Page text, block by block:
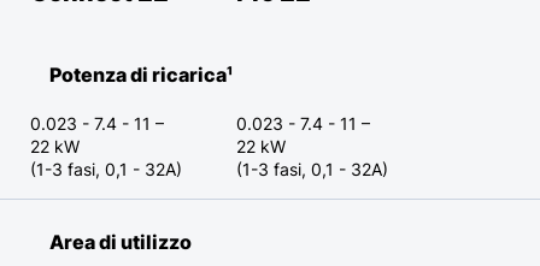
Potenza di ricarica¹
0.023 - 7.4 - 11 –
22 kW
(1-3 fasi, 0,1 - 32A)
0.023 - 7.4 - 11 –
22 kW
(1-3 fasi, 0,1 - 32A)
Area di utilizzo